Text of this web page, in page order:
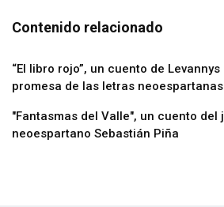
Contenido relacionado
“El libro rojo”, un cuento de
promesa de las letras neoespartanas
"Fantasmas del Valle", un cuento del
neoespartano Sebastián Piña